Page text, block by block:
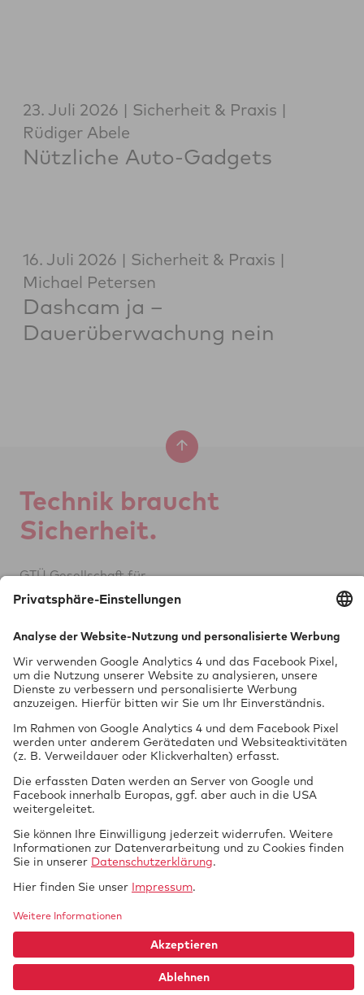
23. Juli 2026
Sicherheit & Praxis
Rüdiger Abele
Nützliche Auto-Gadgets
16. Juli 2026
Sicherheit & Praxis
Michael Petersen
Dashcam ja –
Dauerüberwachung nein
Tech­nik braucht
Si­cher­heit.
GTÜ Ge­sell­schaft für
Tech­ni­sche Über­wa­chung mbH
70567 Stuttgart
FON 0711 97676-0
MAIL info@gtue.de
WEB www.gtue.de
Datenschutz
Impressum